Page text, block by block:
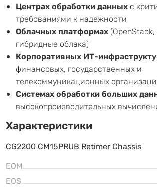
Центрах обработки данных с
требованиями к надежности
Облачных платформах
гибридные облака)
Корпоративных ИТ-
финансовых, государственных и
телекоммуникационных
Системах обработки больших
высокопроизводительных
Характеристики
CG2200 CM15PRUB Retimer Chassis
EOM
EOS